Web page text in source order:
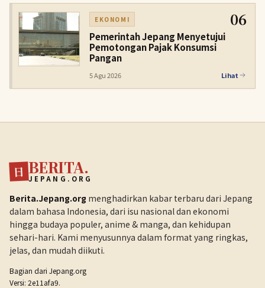
EKONOMI 06
Pemerintah Jepang Menyetujui
Pemotongan Pajak Konsumsi
Pangan
5 Agu 2026 Lihat
日 BERITA.
JEPANG.ORG
Berita.Jepang.org menghadirkan kabar terbaru dari Jepang
dalam bahasa Indonesia, dari isu nasional dan ekonomi
hingga budaya populer, anime & manga, dan kehidupan
sehari-hari. Kami menyusunnya dalam format yang ringkas,
jelas, dan mudah diikuti.
Bagian dari Jepang.org
Versi: 2e11afa9.